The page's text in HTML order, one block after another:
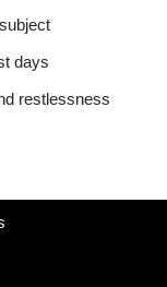
days
restlessness